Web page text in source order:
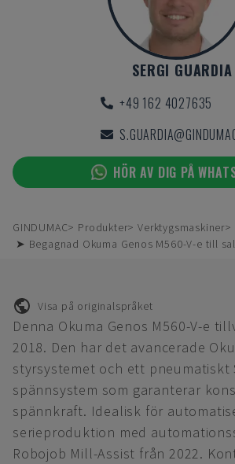
SERGI GUARDIA
+49 162 4027635
HÖR AV DIG PÅ
GINDUMAC Produkter
Verktygsmaskiner
➤ Begagnad Okuma Genos M560-V-e till
Visa på originalspråket
Denna Okuma Genos M560-V-e
2018. Den har det avancerade
styrsystemet och ett pneumatiskt
spännsystem som garanterar
spännkraft. Idealisk för
serieproduktion med
Robojob Mill-Assist från 2022.